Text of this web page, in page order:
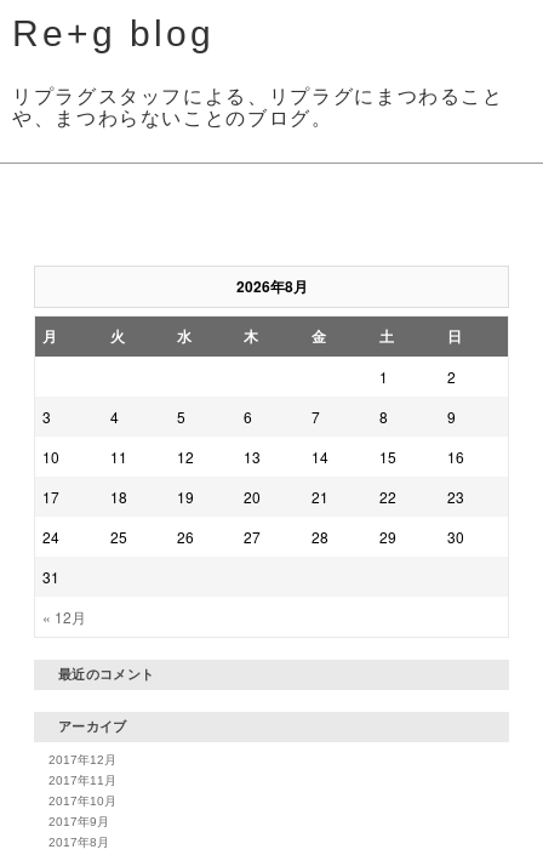
Re+g blog
リプラグスタッフによる、リプラグにまつわること
や、まつわらないことのブログ。
2026年8月
月 火 水 木 金 土 日
« 12月
1
2
3
4 5 6 7 8
9
10
11 12 13 14 15
16
17
18 19 20 21 22
23
24
25 26 27 28 29
30
31
最近のコメント
アーカイブ
2017年12月
2017年11月
2017年10月
2017年9月
2017年8月